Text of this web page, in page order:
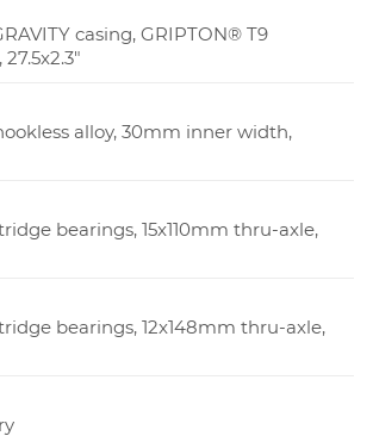
casing, GRIPTON® T9
alloy, 30mm inner width,
bearings, 15x110mm thru-axle,
bearings, 12x148mm thru-axle,